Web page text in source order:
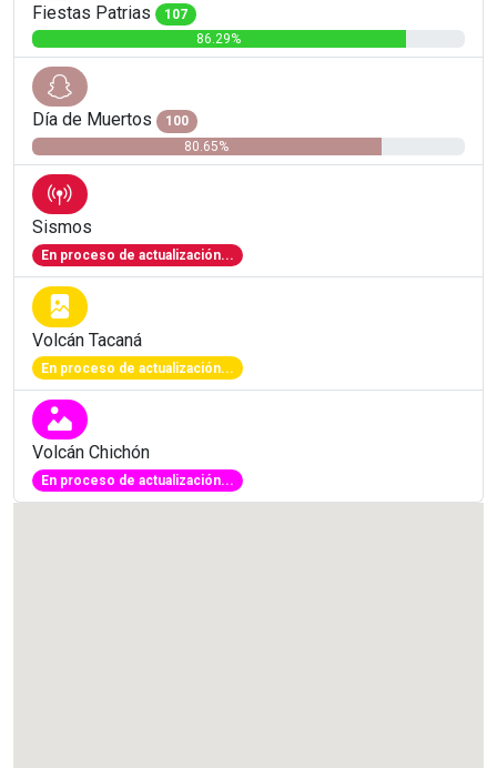
Fiestas Patrias
107
86.29%
Día de Muertos
100
80.65%
Sismos
En proceso de actualización...
Volcán Tacaná
En proceso de actualización...
Volcán Chichón
En proceso de actualización...